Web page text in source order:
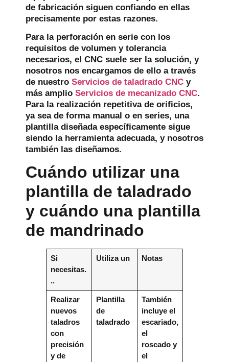
de fabricación siguen confiando en ellas
precisamente por estas razones.
Para la perforación en serie con los
requisitos de volumen y tolerancia
necesarios, el CNC suele ser la solución, y
nosotros nos encargamos de ello a través
de nuestro Servicios de taladrado CNC y
más amplio Servicios de mecanizado CNC.
Para la realización repetitiva de orificios,
ya sea de forma manual o en series, una
plantilla diseñada específicamente sigue
siendo la herramienta adecuada, y nosotros
también las diseñamos.
Cuándo utilizar una
plantilla de taladrado
y cuándo una plantilla
de mandrinado
Si
necesitas.
..
Utiliza un Notas
Realizar
nuevos
taladros
con
precisión
y de
Plantilla
de
taladrado
También
incluye el
escariado,
el
roscado y
el